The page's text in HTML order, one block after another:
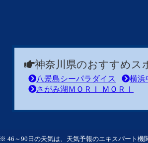
神奈川県のおすすめス
八景島シーパラダイス 横浜
さがみ湖ＭＯＲＩ ＭＯＲＩ
※ 46～90日の天気は、天気予報のエキスパート機